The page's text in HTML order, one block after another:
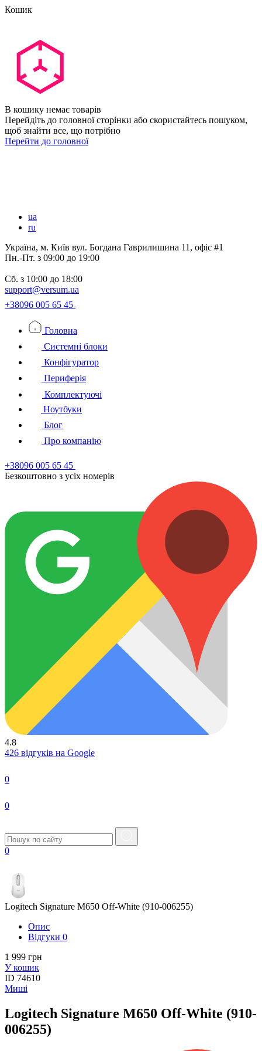
Кошик
В кошику немає товарів
Перейдіть до головної сторінки або скористайтесь пошуком,
щоб знайти все, що потрібно
Перейти до головної
ua
ru
Україна, м. Київ вул. Богдана Гаврилишина 11, офіс #1
Пн.-Пт. з 09:00 до 19:00
Сб. з 10:00 до 18:00
support@versum.ua
+38096 005 65 45
Головна
Системні блоки
Конфігуратор
Периферія
Комплектуючі
Ноутбуки
Блог
Про компанію
+38096 005 65 45
Безкоштовно з усiх номерiв
4.8
426 відгуків на Google
0
0
0
Logitech Signature M650 Off-White (910-006255)
Опис
Вiдгуки 0
1 999 грн
У кошик
ID 74610
Миші
Logitech Signature M650 Off-White (910-
006255)